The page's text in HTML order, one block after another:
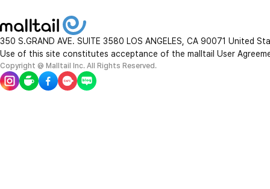
350 S.GRAND AVE. SUITE 3580 LOS ANGELES, CA 90071 United
Use of this site constitutes acceptance of the malltail User
Copyright @ Malltail Inc. All Rights Reserved.